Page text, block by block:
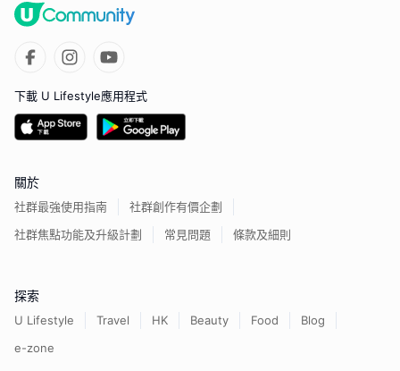
下載 U Lifestyle應用程式
關於
社群最強使用指南
社群創作有價企劃
社群焦點功能及升級計劃
常見問題 條款及細則
探索
U Lifestyle Travel HK Beauty Food
Blog
e-zone